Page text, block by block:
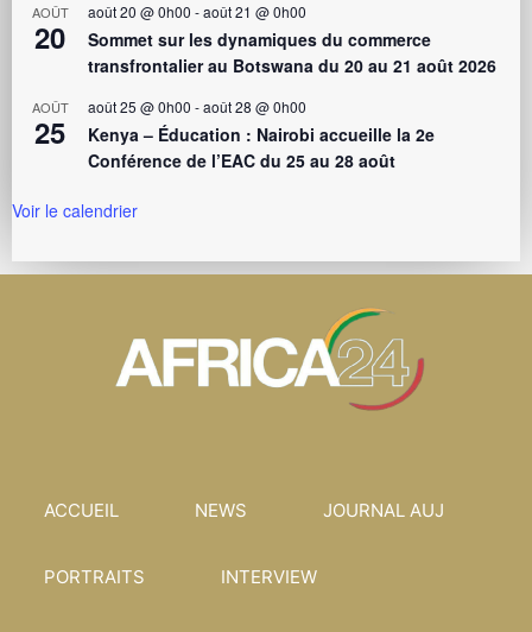
AOÛT
20
août 20 @ 0h00 -août 21 @ 0h00
Sommet sur les dynamiques du commerce
transfrontalier au Botswana du 20 au 21 août 2026
AOÛT
25
août 25 @ 0h00 -août 28 @ 0h00
Kenya – Éducation : Nairobi accueille la 2e
Conférence de l’EAC du 25 au 28 août
Voir le calendrier
ACCUEIL NEWS JOURNAL AUJ
PORTRAITS INTERVIEW